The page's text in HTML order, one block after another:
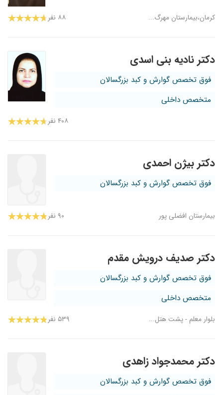
کرمان،بیمارستان مهرگ... ۸۸ نفر
دکتر نادیه بنی اسدی
فوق تخصص گوارش و کبد بزرگسالان
متخصص داخلی
۴۰۸ نفر
دکتر بیژن احمدی
فوق تخصص گوارش و کبد بزرگسالان
بیمارستان افضلی پور ۹۰ نفر
دکتر صدیف درویش مقدم
فوق تخصص گوارش و کبد بزرگسالان
متخصص داخلی
بلوار معلم - پشت هتل... ۵۳۹ نفر
دکتر محمدجواد زاهدی
فوق تخصص گوارش و کبد بزرگسالان